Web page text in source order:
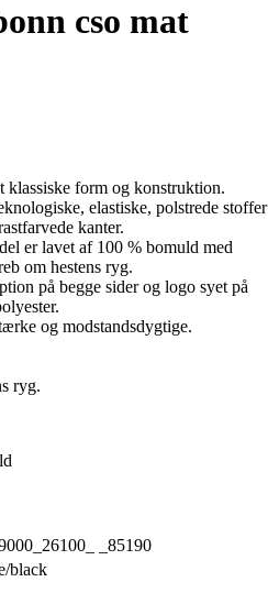
cso mat
klassiske form og konstruktion.
elastiske, polstrede stoffer
kanter.
er lavet af 100 % bomuld med
om hestens ryg.
på begge sider og logo syet på
og modstandsdygtige.
ryg.
_85190
black